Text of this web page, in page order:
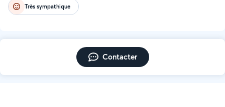
Très sympathique
Contacter